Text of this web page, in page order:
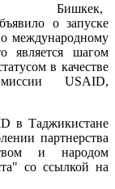
Бишкек,
о запуске
международному
является шагом
в качестве
USAID,
в Таджикистане
партнерства
и народом
со ссылкой на